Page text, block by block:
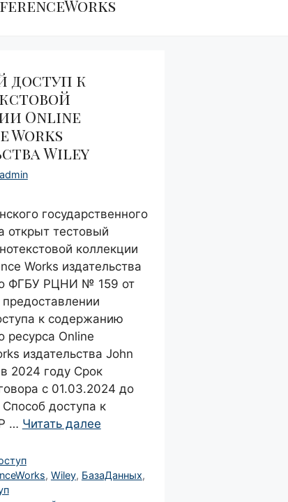
доступ к
Online
Works
Wiley
admin
государственного
открыт тестовый
коллекции
Works издательства
ФГБУ РЦНИ № 159 от
к содержанию
ресурса Online
издательства John
2024 году Срок
с 01.03.2024 до
доступа к
… Читать далее
, Wiley, БазаДанных,